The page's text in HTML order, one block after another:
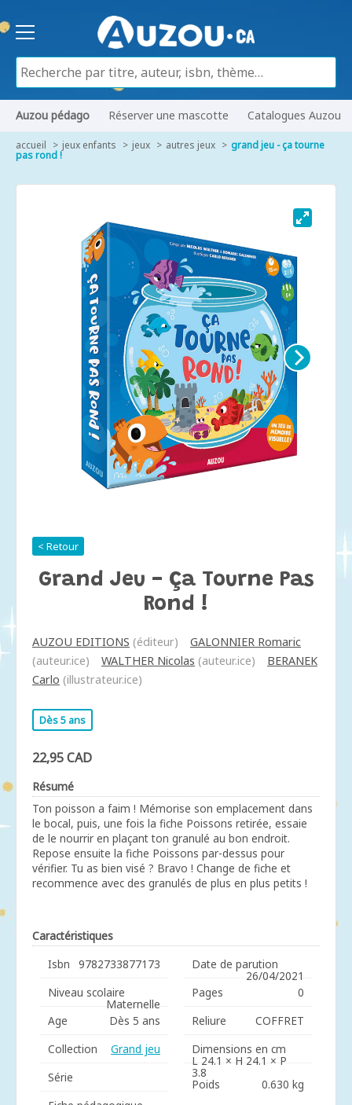
Auzou pédago Réserver une mascotte Catalogues Auzou
accueil jeux enfants jeux autres jeux grand jeu - ça tourne
pas rond !
< Retour
Grand Jeu - Ça Tourne Pas
Rond !
AUZOU EDITIONS (éditeur)
GALONNIER Romaric
(auteur.ice)
WALTHER Nicolas (auteur.ice)
BERANEK
Carlo (illustrateur.ice)
Dès 5 ans
22,95 CAD
Résumé
Ton poisson a faim ! Mémorise son emplacement dans
le bocal, puis, une fois la fiche Poissons retirée, essaie
de le nourrir en plaçant ton granulé au bon endroit.
Repose ensuite la fiche Poissons par-dessus pour
vérifier. Tu as bien visé ? Bravo ! Change de fiche et
recommence avec des granulés de plus en plus petits !
Caractéristiques
Isbn
9782733877173
Niveau scolaire
Maternelle
Age
Dès 5 ans
Collection
Grand jeu
Série
Date de parution
26/04/2021
Pages
0
Reliure
COFFRET
Dimensions en cm
L 24.1 × H 24.1 × P
3.8
Poids 0.630 kg